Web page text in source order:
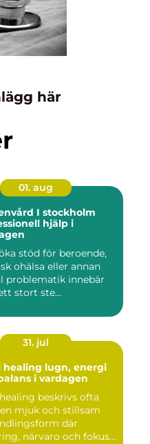
här
01. aug
I stockholm
hjälp i
stöd för beroende,
ohälsa eller annan
problematik innebär
stort ste...
31. jul
lugn, energi
i vardagen
beskrivs ofta
mjuk och stillsam
där
närvaro och fokus...